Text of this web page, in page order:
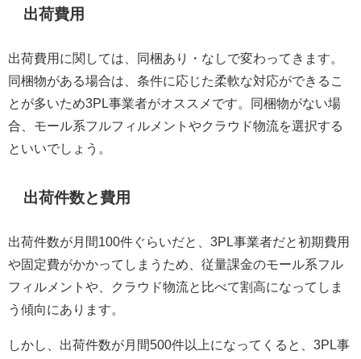
出荷費用
出荷費用に関しては、同梱あり・なしで変わってきます。
同梱物がある場合は、条件に応じた柔軟な対応ができるこ
とが多いため3PL事業者がオススメです。同梱物がない場
合、モール系フルフィルメントやクラウド物流を選択する
といいでしょう。
出荷件数と費用
出荷件数が月間100件ぐらいだと、3PL事業者だと初期費用
や固定費がかかってしまうため、従量課金のモール系フル
フィルメントや、クラウド物流と比べて割高になってしま
う傾向にあります。
しかし、出荷件数が月間500件以上になってくると、3PL事